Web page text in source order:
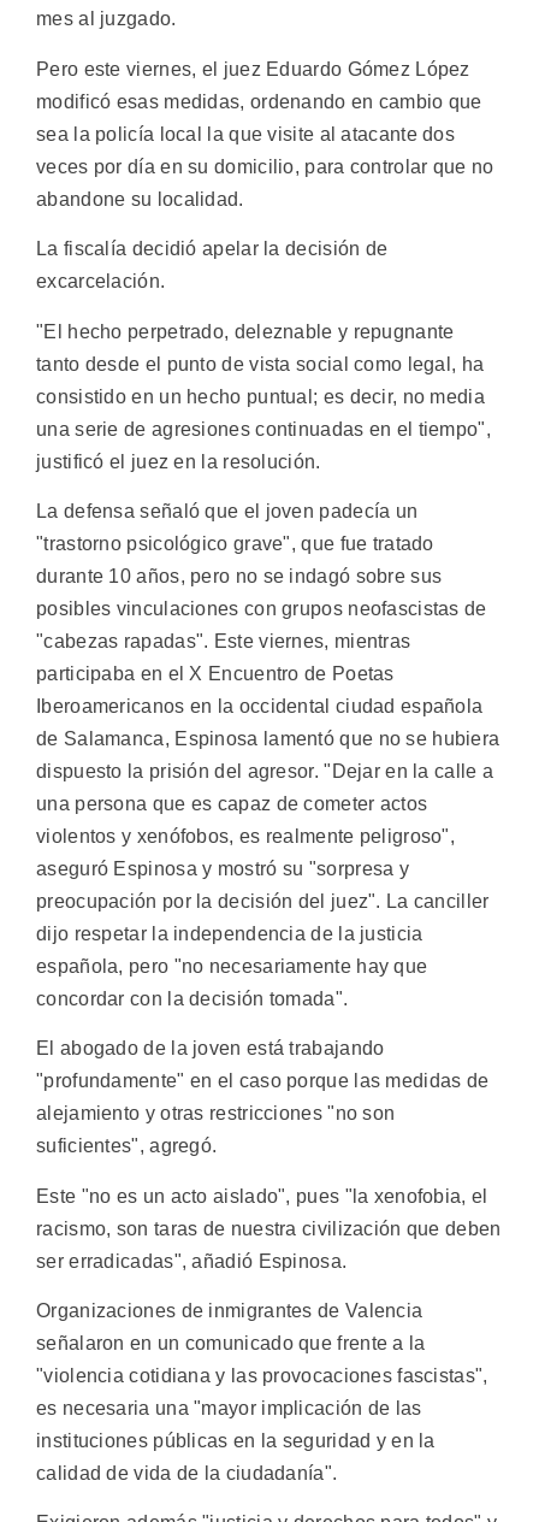
mes al juzgado.
Pero este viernes, el juez Eduardo Gómez López
modificó esas medidas, ordenando en cambio que
sea la policía local la que visite al atacante dos
veces por día en su domicilio, para controlar que no
abandone su localidad.
La fiscalía decidió apelar la decisión de
excarcelación.
"El hecho perpetrado, deleznable y repugnante
tanto desde el punto de vista social como legal, ha
consistido en un hecho puntual; es decir, no media
una serie de agresiones continuadas en el tiempo",
justificó el juez en la resolución.
La defensa señaló que el joven padecía un
"trastorno psicológico grave", que fue tratado
durante 10 años, pero no se indagó sobre sus
posibles vinculaciones con grupos neofascistas de
"cabezas rapadas". Este viernes, mientras
participaba en el X Encuentro de Poetas
Iberoamericanos en la occidental ciudad española
de Salamanca, Espinosa lamentó que no se hubiera
dispuesto la prisión del agresor. "Dejar en la calle a
una persona que es capaz de cometer actos
violentos y xenófobos, es realmente peligroso",
aseguró Espinosa y mostró su "sorpresa y
preocupación por la decisión del juez". La canciller
dijo respetar la independencia de la justicia
española, pero "no necesariamente hay que
concordar con la decisión tomada".
El abogado de la joven está trabajando
"profundamente" en el caso porque las medidas de
alejamiento y otras restricciones "no son
suficientes", agregó.
Este "no es un acto aislado", pues "la xenofobia, el
racismo, son taras de nuestra civilización que deben
ser erradicadas", añadió Espinosa.
Organizaciones de inmigrantes de Valencia
señalaron en un comunicado que frente a la
"violencia cotidiana y las provocaciones fascistas",
es necesaria una "mayor implicación de las
instituciones públicas en la seguridad y en la
calidad de vida de la ciudadanía".